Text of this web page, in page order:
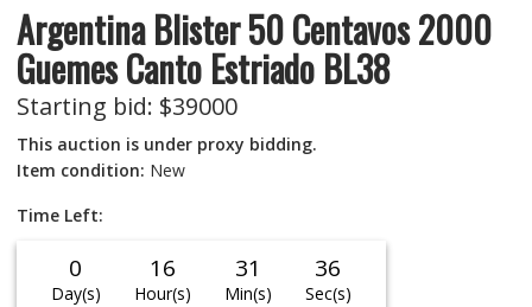
Argentina Blister 50 Centavos 2000
Guemes Canto Estriado BL38
Starting bid: $39000
This auction is under proxy bidding.
Item condition: New
Time Left:
0
Day(s)
16
Hour(s)
31
Min(s)
36
Sec(s)